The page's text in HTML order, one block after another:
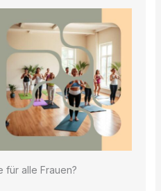
für alle Frauen?